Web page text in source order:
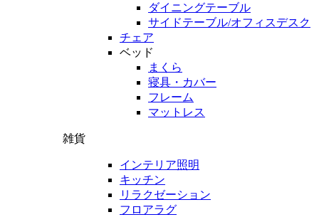
ダイニングテーブル
サイドテーブル/オフィスデスク
チェア
ベッド
まくら
寝具・カバー
フレーム
マットレス
雑貨
インテリア照明
キッチン
リラクゼーション
フロアラグ